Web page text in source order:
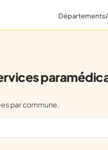
Départements
par commune.